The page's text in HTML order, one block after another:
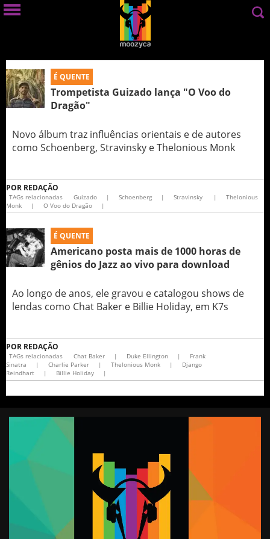
É QUENTE
Trompetista Guizado lança "O Voo do
Dragão"
Novo álbum traz influências orientais e de autores
como Schoenberg, Stravinsky e Thelonious Monk
POR REDAÇÃO
TAGs relacionadas Guizado | Schoenberg | Stravinsky |
Thelonious
Monk
| O Voo do Dragão |
É QUENTE
Americano posta mais de 1000 horas de
gênios do Jazz ao vivo para download
Ao longo de anos, ele gravou e catalogou shows de
lendas como Chat Baker e Billie Holiday, em K7s
POR REDAÇÃO
TAGs relacionadas Chat Baker | Duke Ellington |
Frank
Sinatra
| Charlie Parker | Thelonious Monk |
Django
Reindhart
| Billie Holiday |